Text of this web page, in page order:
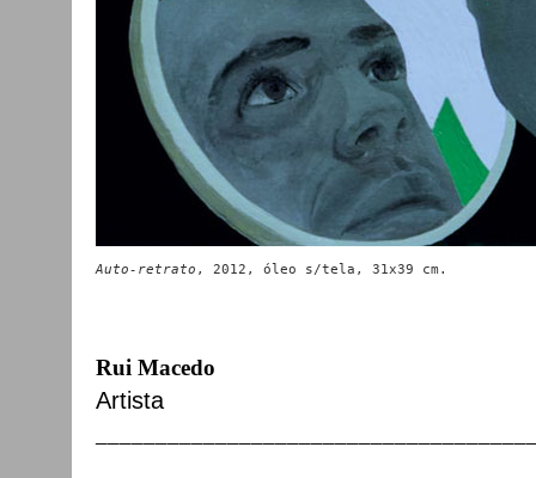
Auto-retrato
Rui Macedo
Artista